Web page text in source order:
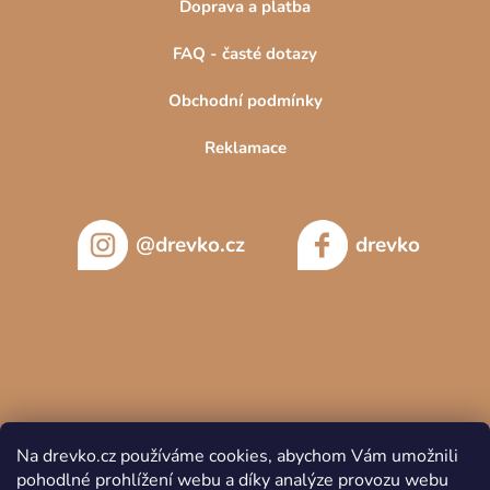
Na drevko.cz používáme cookies, abychom Vám umožnili
pohodlné prohlížení webu a díky analýze provozu webu
Doprava a platba
FAQ - časté dotazy
Obchodní podmínky
Reklamace
@drevko.cz drevko